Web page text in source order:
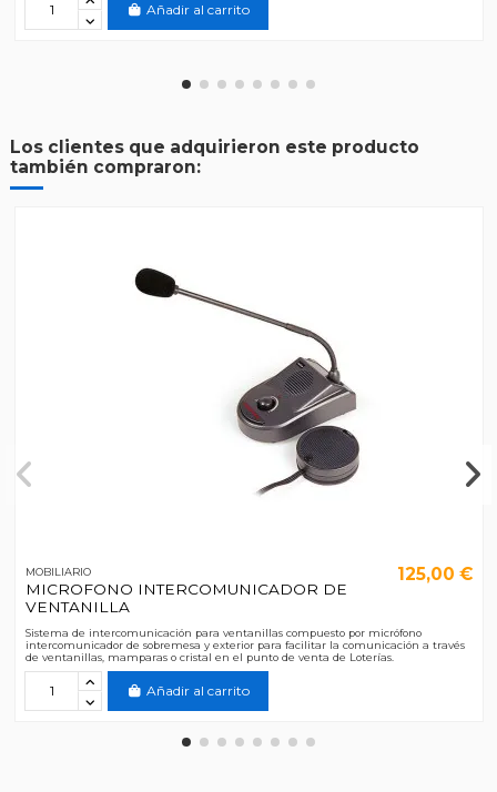
Añadir al carrito
Los clientes que adquirieron este producto
también compraron:
MOBILIARIO
MICROFONO INTERCOMUNICADOR DE
VENTANILLA
125,00 €
Sistema de intercomunicación para ventanillas compuesto por micrófono
intercomunicador de sobremesa y exterior para facilitar la comunicación a través
de ventanillas, mamparas o cristal en el punto de venta de Loterías.
Añadir al carrito